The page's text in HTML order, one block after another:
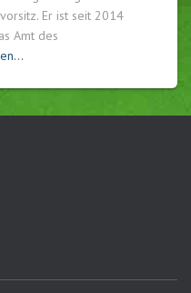
Er ist seit 2014
Amt des